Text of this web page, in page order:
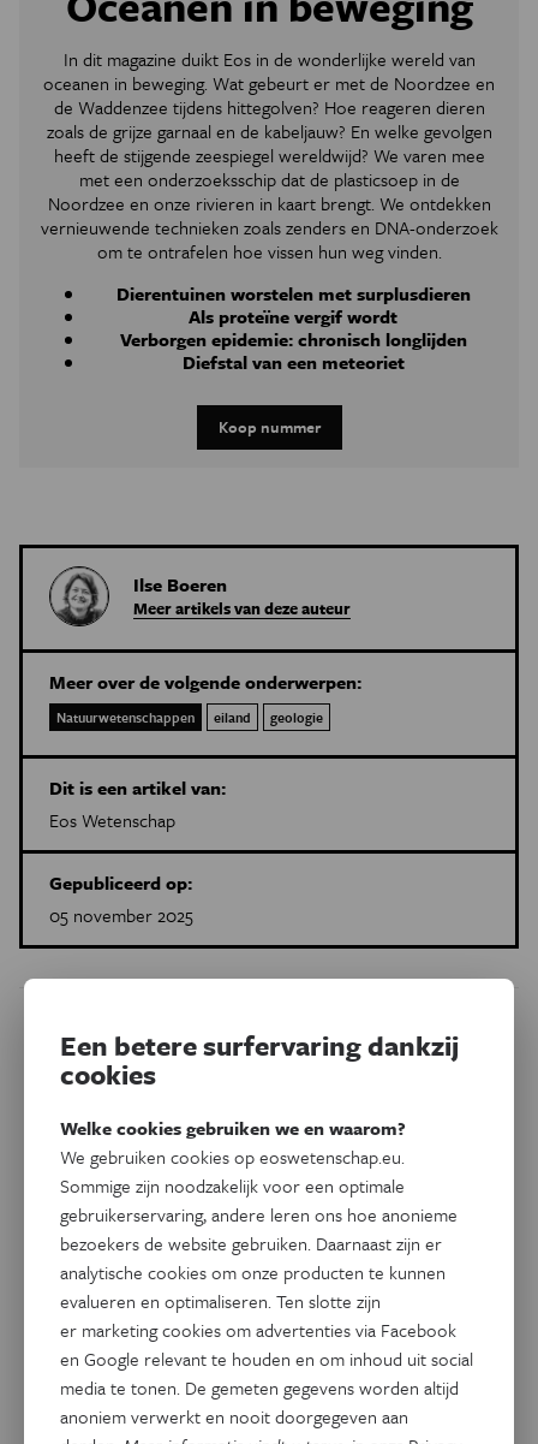
In dit magazine duikt Eos in de wonderlijke wereld van
oceanen in beweging. Wat gebeurt er met de Noordzee en
de Waddenzee tijdens hittegolven? Hoe reageren dieren
zoals de grijze garnaal en de kabeljauw? En welke gevolgen
heeft de stijgende zeespiegel wereldwijd? We varen mee
met een onderzoeksschip dat de plasticsoep in de
Noordzee en onze rivieren in kaart brengt. We ontdekken
vernieuwende technieken zoals zenders en DNA-onderzoek
om te ontrafelen hoe vissen hun weg vinden.
Dierentuinen worstelen met surplusdieren
Als proteïne vergif wordt
Verborgen epidemie: chronisch longlijden
Diefstal van een meteoriet
Koop nummer
Ilse Boeren
Meer artikels van deze auteur
Meer over de volgende onderwerpen:
Natuurwetenschappen eiland geologie
Dit is een artikel van:
Eos Wetenschap
Gepubliceerd op:
05 november 2025
Dit artikel delen op:
Facebook
Gerelateerde artikels
Een betere surfervaring dankzij
cookies
Welke cookies gebruiken we en waarom?
We gebruiken cookies op eoswetenschap.eu.
Sommige zijn noodzakelijk voor een optimale
gebruikerservaring, andere leren ons hoe anonieme
bezoekers de website gebruiken. Daarnaast zijn er
analytische cookies om onze producten te kunnen
evalueren en optimaliseren. Ten slotte zijn
er marketing cookies om advertenties via Facebook
en Google relevant te houden en om inhoud uit social
media te tonen. De gemeten gegevens worden altijd
anoniem verwerkt en nooit doorgegeven aan